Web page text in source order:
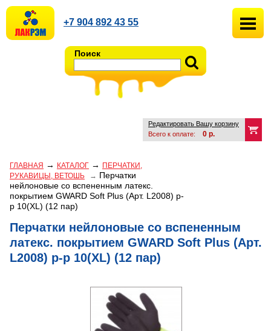
Поиск
+7 904 892 43 55
Редактировать Вашу корзину
Всего к оплате:
0 р.
ГЛАВНАЯ → КАТАЛОГ →
ПЕРЧАТКИ,
РУКАВИЦЫ, ВЕТОШЬ
→ Перчатки
нейлоновые со вспененным латекс.
покрытием GWARD Soft Plus (Арт. L2008) р-
р 10(ХL) (12 пар)
Перчатки нейлоновые со вспененным
латекс. покрытием GWARD Soft Plus (Арт.
L2008) р-р 10(ХL) (12 пар)